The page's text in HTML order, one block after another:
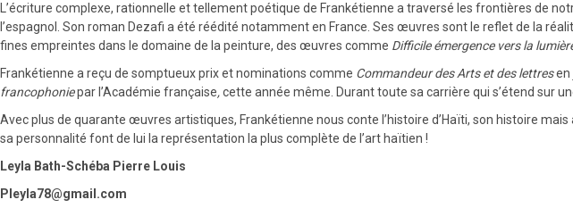
L’écriture complexe, rationnelle et tellement poétique de Frankétienne a traversé les frontières de
l’espagnol. Son roman Dezafi a été réédité notamment en France. Ses œuvres sont le reflet de la
fines empreintes dans le domaine de la peinture, des œuvres comme Difficile émergence vers la
Frankétienne a reçu de somptueux prix et nominations comme Commandeur des Arts et des lettresen
francophoniepar l’Académie française,cette année même. Durant toute sa carrière qui s’étend sur
Avec plus de quarante œuvres artistiques, Frankétienne nous conte l’histoire d’Haïti, son histoire
sa personnalité font de lui la représentation la plus complète de l’art haïtien !
Leyla Bath-Schéba Pierre Louis
Pleyla78@gmail.com